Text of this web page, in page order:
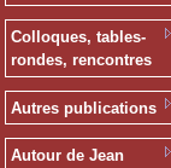
Colloques, tables-
rondes, rencontres
Autres publications
Autour de Jean